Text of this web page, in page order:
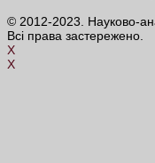
© 2012-2023. Науково-
Всі права застережено.
X
X